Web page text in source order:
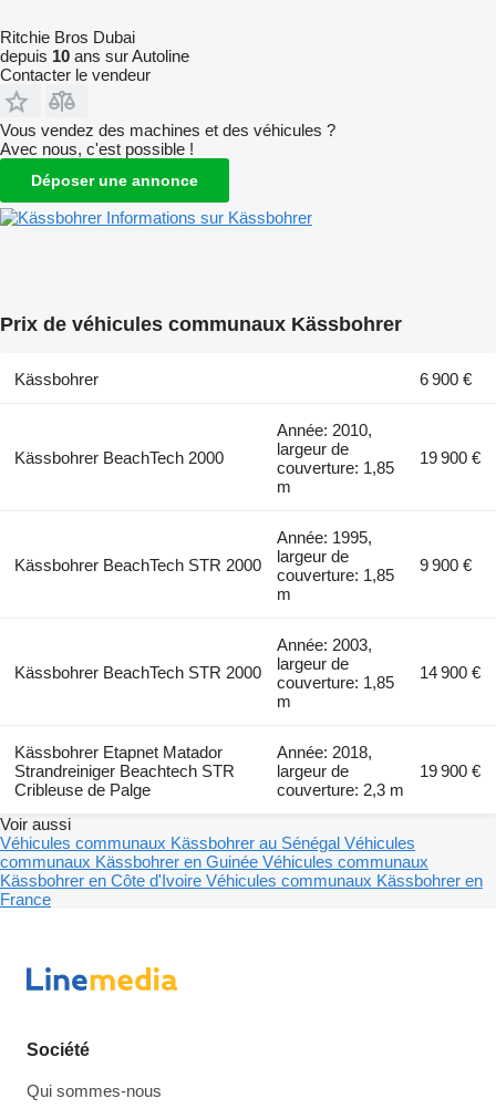
Ritchie Bros Dubai
depuis 10 ans sur Autoline
Contacter le vendeur
Vous vendez des machines et des véhicules ?
Avec nous, c'est possible !
Déposer une annonce
Informations sur Kässbohrer
Prix de véhicules communaux Kässbohrer
Kässbohrer 6 900 €
Kässbohrer BeachTech 2000
Année: 2010,
largeur de
couverture: 1,85
m
19 900 €
Kässbohrer BeachTech STR 2000
Année: 1995,
largeur de
couverture: 1,85
m
9 900 €
Kässbohrer BeachTech STR 2000
Année: 2003,
largeur de
couverture: 1,85
m
14 900 €
Kässbohrer Etapnet Matador
Strandreiniger Beachtech STR
Cribleuse de Palge
Année: 2018,
largeur de
couverture: 2,3 m
19 900 €
Voir aussi
Véhicules communaux Kässbohrer au Sénégal Véhicules
communaux Kässbohrer en Guinée Véhicules communaux
Kässbohrer en Côte d'Ivoire Véhicules communaux Kässbohrer en
France
Société
Qui sommes-nous